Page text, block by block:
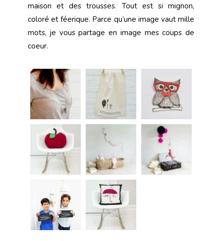
maison et des trousses. Tout est si mignon,
coloré et féerique. Parce qu’une image vaut mille
mots, je vous partage en image mes coups de
coeur.